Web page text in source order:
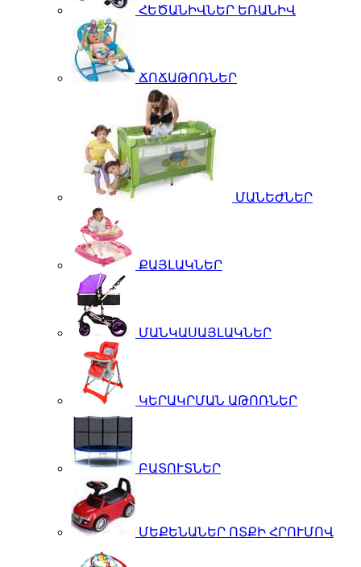
ՀԵԾԱՆԻՎՆԵՐ ԵՌԱՆԻՎ
ՃՈՃԱԹՈՌՆԵՐ
ՄԱՆԵԺՆԵՐ
ՔԱՅԼԱԿՆԵՐ
ՄԱՆԿԱՍԱՅԼԱԿՆԵՐ
ԿԵՐԱԿՐՄԱՆ ԱԹՈՌՆԵՐ
ԲԱՏՈՒՏՆԵՐ
ՄԵՔԵՆԱՆԵՐ ՈՏՔԻ ՀՐՈՒՄՈՎ